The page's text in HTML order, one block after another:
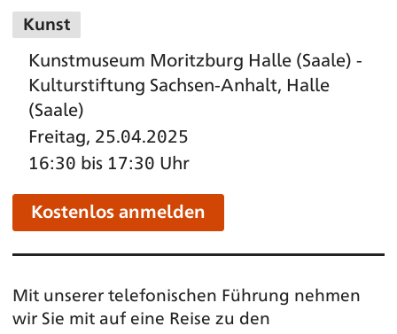
Kunst
Kunstmuseum Moritzburg Halle (Saale) -
Kulturstiftung Sachsen-Anhalt, Halle
(Saale)
Freitag, 25.04.2025
16:30 bis 17:30 Uhr
Kostenlos anmelden
Mit unserer telefonischen Führung nehmen
wir Sie mit auf eine Reise zu den